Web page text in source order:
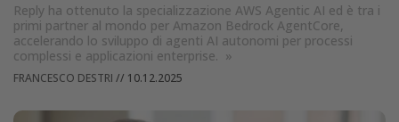
Reply ha ottenuto la specializzazione AWS Agentic AI ed è tra i
primi partner al mondo per Amazon Bedrock AgentCore,
accelerando lo sviluppo di agenti AI autonomi per processi
complessi e applicazioni enterprise. »
FRANCESCO DESTRI // 10.12.2025